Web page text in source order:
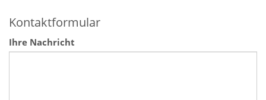
Kontaktformular
Ihre Nachricht